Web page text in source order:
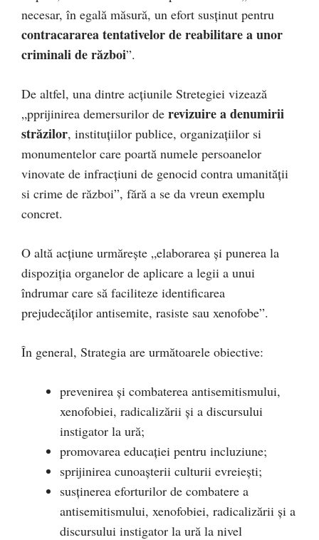
necesar, în egală măsură, un efort susținut pentru
contracararea tentativelor de reabilitare a unor
criminali de război”.
De altfel, una dintre acțiunile Stretegiei vizează
„pprijinirea demersurilor de revizuire a denumirii
străzilor, instituțiilor publice, organizațiilor si
monumentelor care poartă numele persoanelor
vinovate de infracțiuni de genocid contra umanității
si crime de război”, fără a se da vreun exemplu
concret.
O altă acțiune urmărește „elaborarea și punerea la
dispoziția organelor de aplicare a legii a unui
îndrumar care să faciliteze identificarea
prejudecăților antisemite, rasiste sau xenofobe”.
În general, Strategia are următoarele obiective:
prevenirea și combaterea antisemitismului,
xenofobiei, radicalizării și a discursului
instigator la ură;
promovarea educației pentru incluziune;
sprijinirea cunoașterii culturii evreiești;
susținerea eforturilor de combatere a
antisemitismului, xenofobiei, radicalizării și a
discursului instigator la ură la nivel